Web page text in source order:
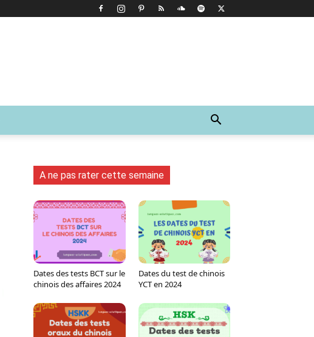
Tumblr WhatsApp Viber
A ne pas rater cette semaine
Dates des tests BCT sur le
chinois des affaires 2024
Dates du test de chinois
YCT en 2024